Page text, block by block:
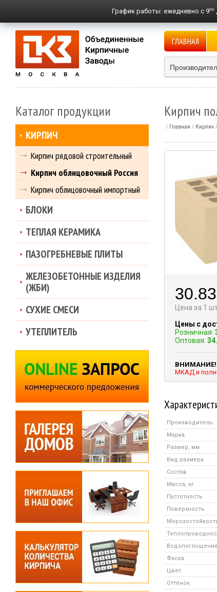
График работы: ежедневно с 900
ГЛАВНАЯ
Кирпич
Главная Кирпич
30.83
Цена за 1
Цены с
Розничная:
Оптовая:
ВНИМАНИЕ!
МКАД и
Производитель:
Марка
Размер, мм
Вид размера
Состав
Масса, кг
Пустотность
Поверхность
Фаска
Цвет
Оттенок
Каталог продукции
КИРПИЧ
Кирпич рядовой строительный
Кирпич облицовочный Россия
Кирпич облицовочный импортный
БЛОКИ
ТЕПЛАЯ КЕРАМИКА
ПАЗОГРЕБНЕВЫЕ ПЛИТЫ
ЖЕЛЕЗОБЕТОННЫЕ ИЗДЕЛИЯ
(ЖБИ)
СУХИЕ СМЕСИ
УТЕПЛИТЕЛЬ